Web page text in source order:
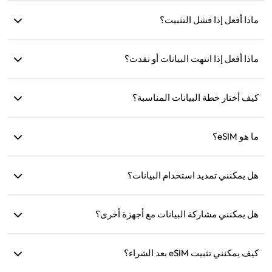
المحمولة' وقم بتفعيل 'تجوال البيانات'.
ماذا أفعل إذا فشل التثبيت؟
eSIM مرة واحدة فقط. إذا استمرت المشكلة، يرجى الاتصال بخدمة
ماذا أفعل إذا انتهت البيانات أو نفدت؟
كيف أختار خطة البيانات المناسبة؟
ما هو eSIM؟
وتثبيتها، يمكنك استخدامها للاتصال بالإنترنت.
هل يمكنني تمديد استخدام البيانات؟
الحالية.
هل يمكنني مشاركة البيانات مع أجهزة أخرى؟
البيانات هو نفسه كما على هاتفك.
كيف يمكنني تثبيت eSIM بعد الشراء؟